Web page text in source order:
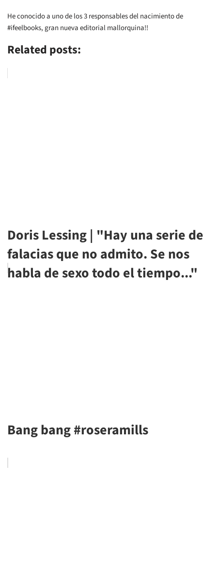
He conocido a uno de los 3 responsables del nacimiento de
#ifeelbooks, gran nueva editorial mallorquina!!
Related posts:
Doris Lessing | "Hay una serie de
falacias que no admito. Se nos
habla de sexo todo el tiempo..."
Bang bang #roseramills